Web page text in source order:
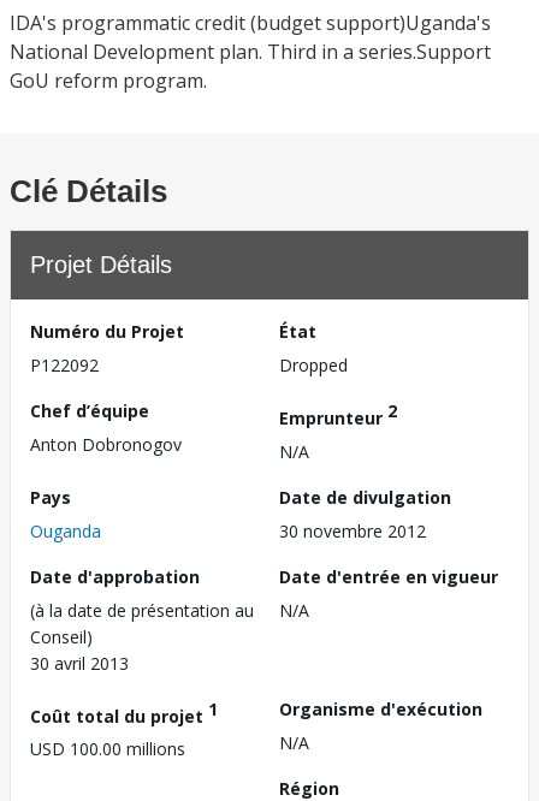
IDA's programmatic credit (budget support)Uganda's
National Development plan. Third in a series.Support
GoU reform program.
Clé Détails
Projet Détails
Numéro du Projet
P122092
État
Dropped
Chef d’équipe
Anton Dobronogov
Emprunteur 2
N/A
Pays
Ouganda
Date de divulgation
30 novembre 2012
Date d'approbation
(à la date de présentation au
Conseil)
30 avril 2013
Date d'entrée en vigueur
N/A
Coût total du projet 1
USD 100.00 millions
Organisme d'exécution
N/A
Région